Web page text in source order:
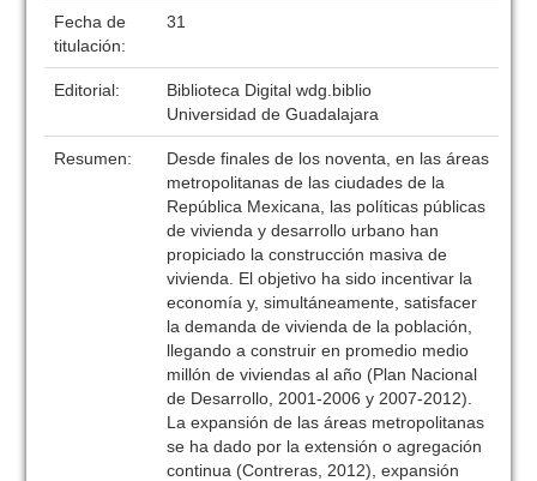
Fecha de
titulación:
31
Editorial:
Biblioteca Digital wdg.biblio
Universidad de Guadalajara
Resumen:
Desde finales de los noventa, en las áreas
metropolitanas de las ciudades de la
República Mexicana, las políticas públicas
de vivienda y desarrollo urbano han
propiciado la construcción masiva de
vivienda. El objetivo ha sido incentivar la
economía y, simultáneamente, satisfacer
la demanda de vivienda de la población,
llegando a construir en promedio medio
millón de viviendas al año (Plan Nacional
de Desarrollo, 2001-2006 y 2007-2012).
La expansión de las áreas metropolitanas
se ha dado por la extensión o agregación
continua (Contreras, 2012), expansión